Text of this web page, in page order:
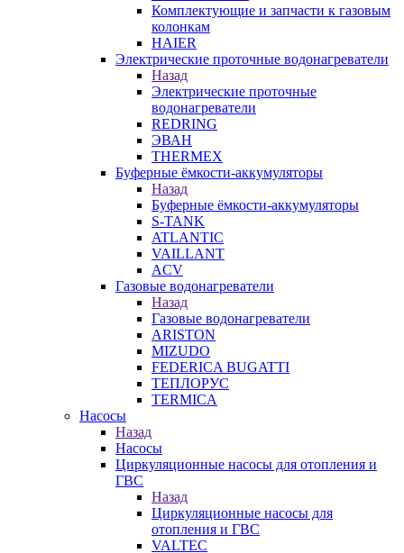
Комплектующие и запчасти к газовым
колонкам
HAIER
Электрические проточные водонагреватели
Назад
Электрические проточные
водонагреватели
REDRING
ЭВАН
THERMEX
Буферные ёмкости-аккумуляторы
Назад
Буферные ёмкости-аккумуляторы
S-TANK
ATLANTIC
VAILLANT
ACV
Газовые водонагреватели
Назад
Газовые водонагреватели
ARISTON
MIZUDO
FEDERICA BUGATTI
ТЕПЛОРУС
TERMICA
Насосы
Назад
Насосы
Циркуляционные насосы для отопления и
ГВС
Назад
Циркуляционные насосы для
отопления и ГВС
VALTEC